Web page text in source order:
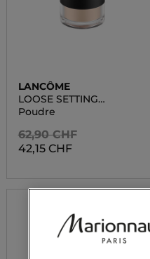
LANCÔME
LOOSE SETTING
POWDER
Poudre
62,90 CHF
42,15 CHF